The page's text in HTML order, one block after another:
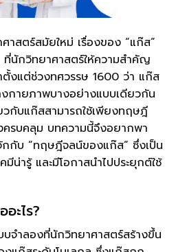
าสตร์สมัยใหม่ เรื่องของ “แก๊ส”
นักวิทยาศาสตร์ให้ความสำคัญ
ตั้งแต่ช่วงทศวรรษ 1600 ว่า แก๊ส
กายภาพบางอย่างแบบเดียวกัน
กับแก๊สสามารถใช้เพียงทฤษฎี
ครบคลุม บทความนี้จึงอยากพา
กับ “ทฤษฎีจลน์ของแก๊ส” ซึ่งเป็น
มีน่ารู้ และมีโอกาสนำไปประยุกต์ใช้
ะไร?
จำลองที่นักวิทยาศาสตร์สร้างขึ้น